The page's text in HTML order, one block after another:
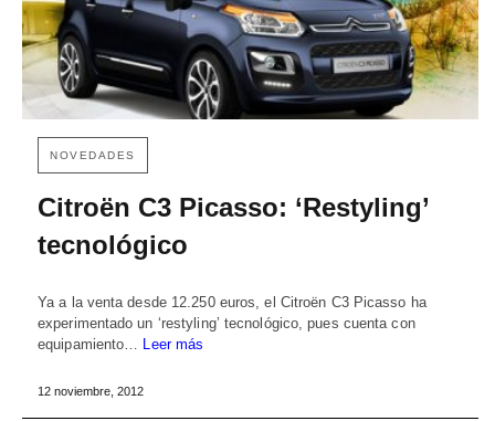
NOVEDADES
Citroën C3 Picasso: ‘Restyling’
tecnológico
Ya a la venta desde 12.250 euros, el Citroën C3 Picasso ha
experimentado un ‘restyling’ tecnológico, pues cuenta con
equipamiento… Leer más
12 noviembre, 2012